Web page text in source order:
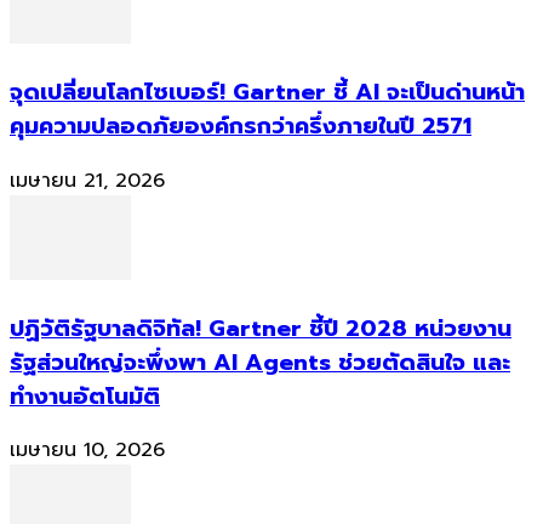
จุดเปลี่ยนโลกไซเบอร์! Gartner ชี้ AI จะเป็นด่านหน้า
คุมความปลอดภัยองค์กรกว่าครึ่งภายในปี 2571
เมษายน 21, 2026
ปฏิวัติรัฐบาลดิจิทัล! Gartner ชี้ปี 2028 หน่วยงาน
รัฐส่วนใหญ่จะพึ่งพา AI Agents ช่วยตัดสินใจ และ
ทำงานอัตโนมัติ
เมษายน 10, 2026